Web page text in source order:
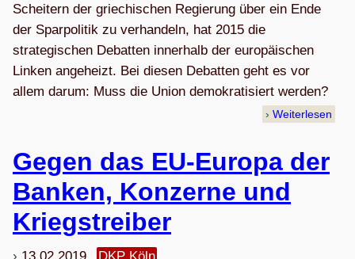
Scheitern der griechischen Regierung über ein Ende
der Sparpolitik zu verhandeln, hat 2015 die
strategischen Debatten innerhalb der europäischen
Linken angeheizt. Bei diesen Debatten geht es vor
allem darum: Muss die Union demokratisiert werden?
Weiterlesen
Gegen das EU-Europa der
Ban­ken, Kon­zerne und
Kriegstreiber